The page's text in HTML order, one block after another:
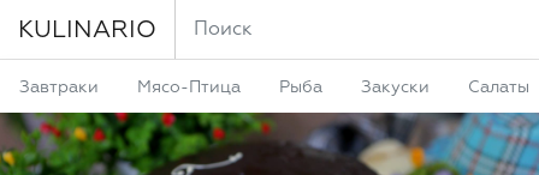
KULINARIO
Завтраки Мясо-Птица Рыба Закуски Салаты